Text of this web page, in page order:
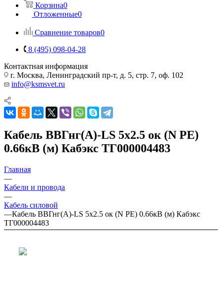
Корзина0
Отложенные0
Сравнение товаров0
8 (495) 098-04-28
Контактная информация
г. Москва, Ленинградский пр-т, д. 5, стр. 7, оф. 102
info@ksmsvet.ru
Кабель ВВГнг(А)-LS 5х2.5 ок (N PE)
0.66кВ (м) Кабэкс ТГ000004483
Главная
—
Кабели и провода
—
Кабель силовой
—Кабель ВВГнг(А)-LS 5х2.5 ок (N PE) 0.66кВ (м) Кабэкс
ТГ000004483